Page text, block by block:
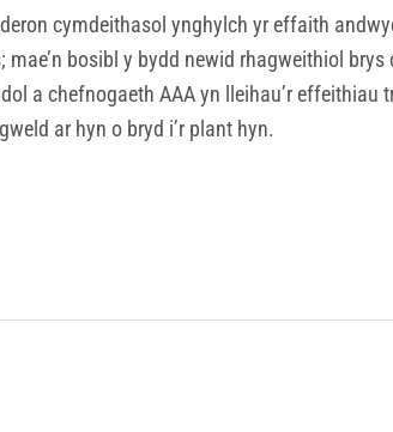
cymdeithasol ynghylch yr effaith
bosibl y bydd newid rhagweithiol
a chefnogaeth AAA yn lleihau’r
ar hyn o bryd i’r plant hyn.